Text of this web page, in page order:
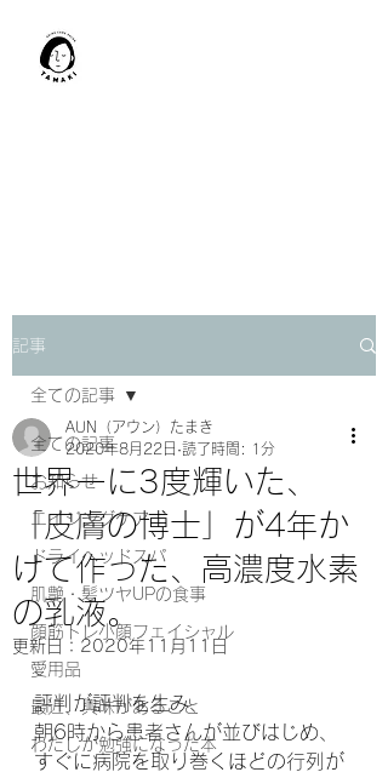
記事
全ての記事
お知らせ
エイジングケア
ドライヘッドスパ
肌艶・髪ツヤUPの食事
顔筋トレ小顔フェイシャル
愛用品
最近、興味があること
わたしが勉強になった本
全ての記事
世界一に3度輝いた、
「皮膚の博士」が4年か
けて作った、高濃度水素
の乳液。
AUN（アウン）たまき
2020年8月22日 読了時間: 1分
更新日： 2020年11月11日
評判が評判を生み、
朝6時から患者さんが並びはじめ、
すぐに病院を取り巻くほどの行列が